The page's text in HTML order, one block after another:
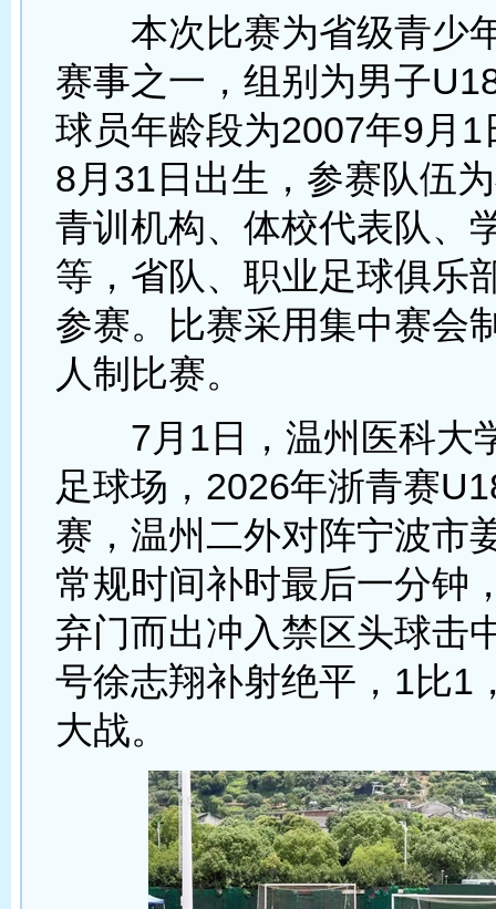
本次比赛为省级青少
赛事之一，组别为男子
球员年龄段为2007年9月1
8月31日出生，参赛队伍
青训机构、体校代表队、
等，省队、职业足球俱乐
参赛。比赛采用集中赛会
人制比赛。
7月1日，温州医科大
足球场，2026年浙青赛
赛，温州二外对阵宁波市
常规时间补时最后一分钟
弃门而出冲入禁区头球击
号徐志翔补射绝平，1比1
大战。